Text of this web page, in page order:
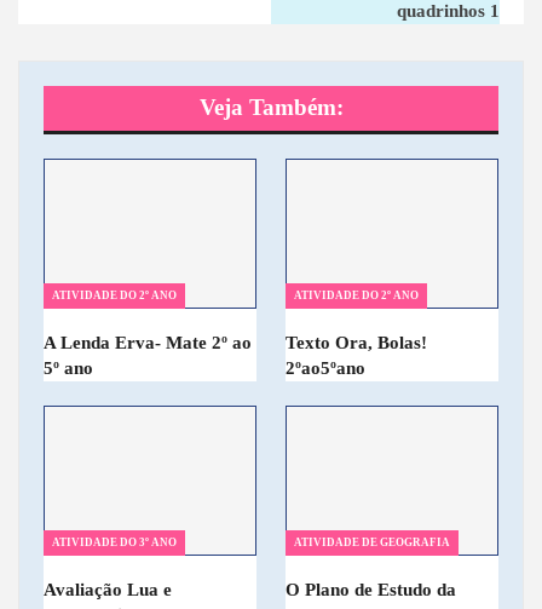
quadrinhos 1
Veja Também:
ATIVIDADE DO 2º ANO
A Lenda Erva- Mate 2º ao
5º ano
ATIVIDADE DO 2º ANO
Texto Ora, Bolas!
2ºao5ºano
ATIVIDADE DO 3º ANO
Avaliação Lua e
ATIVIDADE DE GEOGRAFIA
O Plano de Estudo da